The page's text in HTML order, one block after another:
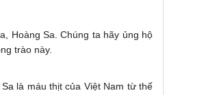
Hoàng Sa. Chúng ta hãy ủng hộ
trào này.
là máu thịt của Việt Nam từ thế